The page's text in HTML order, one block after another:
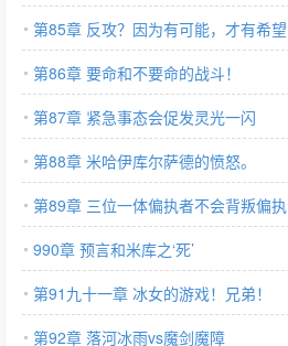
第85章 反攻？因为有可能，才有希望
第86章 要命和不要命的战斗！
第87章 紧急事态会促发灵光一闪
第88章 米哈伊库尔萨德的愤怒。
第89章 三位一体偏执者不会背叛偏执
990章 预言和米库之‘死’
第91九十一章 冰女的游戏！兄弟！
第92章 落河冰雨vs魔剑魔障